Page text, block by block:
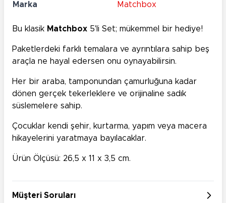
Marka Matchbox
Bu klasik Matchbox 5'li Set; mükemmel bir hediye!
Paketlerdeki farklı temalara ve ayrıntılara sahip beş
araçla ne hayal edersen onu oynayabilirsin.
Her bir araba, tamponundan çamurluğuna kadar
dönen gerçek tekerleklere ve orijinaline sadık
süslemelere sahip.
Çocuklar kendi şehir, kurtarma, yapım veya macera
hikayelerini yaratmaya bayılacaklar.
Ürün Ölçüsü: 26,5 x 11 x 3,5 cm.
Müşteri Soruları